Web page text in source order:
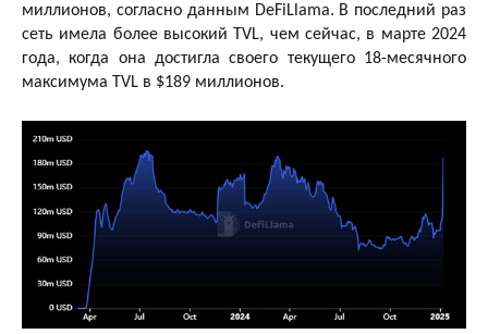
миллионов, согласно данным DeFiLlama. В последний раз
сеть имела более высокий TVL, чем сейчас, в марте 2024
года, когда она достигла своего текущего 18-месячного
максимума TVL в $189 миллионов.